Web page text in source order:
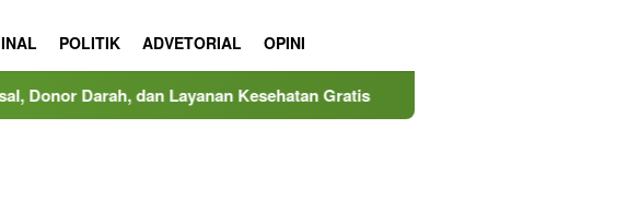
POLITIK ADVETORIAL OPINI
Layanan Kesehatan Gratis MINDucation Kembali Hadir, MIND ID dan